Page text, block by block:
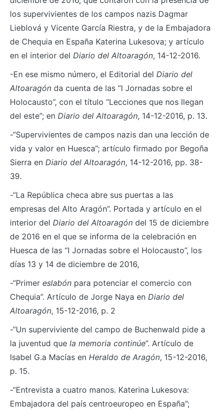
los supervivientes de los campos nazis Dagmar
Lieblová y Vicente García Riestra, y de la Embajadora
de Chequia en España Katerina Lukesova; y artículo
en el interior del Diario del Altoaragón, 14-12-2016.
-En ese mismo número, el Editorial del Diario del
Altoaragón da cuenta de las “I Jornadas sobre el
Holocausto”, con el título “Lecciones que nos llegan
del este”; en Diario del Altoaragón, 14-12-2016, p. 13.
-“Supervivientes de campos nazis dan una lección de
vida y valor en Huesca”; artículo firmado por Begoña
Sierra en Diario del Altoaragón, 14-12-2016, pp. 38-
39.
-“La República checa abre sus puertas a las
empresas del Alto Aragón”. Portada y artículo en el
interior del Diario del Altoaragón del 15 de diciembre
de 2016 en el que se informa de la celebración en
Huesca de las “I Jornadas sobre el Holocausto”, los
días 13 y 14 de diciembre de 2016,
-“Primer eslabón para potenciar el comercio con
Chequia”. Artículo de Jorge Naya en Diario del
Altoaragón, 15-12-2016, p. 2
-“Un superviviente del campo de Buchenwald pide a
la juventud que la memoria continúe”. Artículo de
Isabel G.a Macías en Heraldo de Aragón, 15-12-2016,
p. 15.
-“Entrevista a cuatro manos. Katerina Lukesova:
Embajadora del país centroeuropeo en España”;